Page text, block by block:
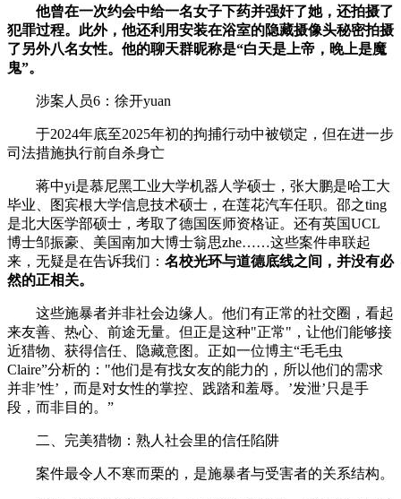
他曾在一次约会中给一名女子下药并强奸了她，还拍摄了
犯罪过程。此外，他还利用安装在浴室的隐藏摄像头秘密拍摄
了另外八名女性。他的聊天群昵称是“白天是上帝，晚上是魔
鬼”。
涉案人员6：徐开yuan
于2024年底至2025年初的拘捕行动中被锁定，但在进一步
司法措施执行前自杀身亡
蒋中yi是慕尼黑工业大学机器人学硕士，张大鹏是哈工大
毕业、图宾根大学信息技术硕士，在莲花汽车任职。邵之ting
是北大医学部硕士，考取了德国医师资格证。还有英国UCL
博士邹振豪、美国南加大博士翁思zhe……这些案件串联起
来，无疑是在告诉我们： 名校光环与道德底线之间，并没有必
然的正相关。
这些施暴者并非社会边缘人。他们有正常的社交圈，看起
来友善、热心、前途无量。但正是这种"正常"，让他们能够接
近猎物、获得信任、隐藏意图。正如一位博主“毛毛虫
Claire”分析的："他们是有找女友的能力的，所以他们的需求
并非’性’，而是对女性的掌控、践踏和羞辱。’发泄’只是手
段，而非目的。”
二、完美猎物：熟人社会里的信任陷阱
案件最令人不寒而栗的，是施暴者与受害者的关系结构。